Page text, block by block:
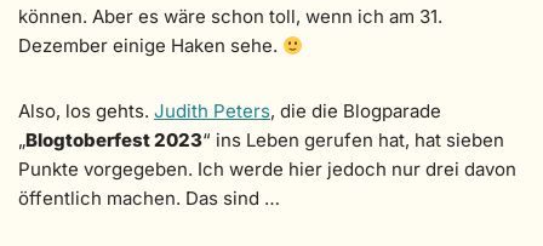
können. Aber es wäre schon toll, wenn ich am 31.
Dezember einige Haken sehe.
Also, los gehts. Judith Peters, die die Blogparade
„Blogtoberfest 2023“ ins Leben gerufen hat, hat sieben
Punkte vorgegeben. Ich werde hier jedoch nur drei davon
öffentlich machen. Das sind …